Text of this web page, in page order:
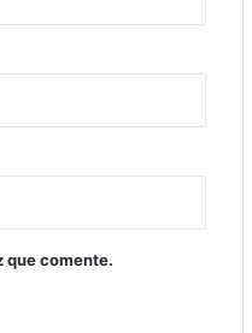
que comente.